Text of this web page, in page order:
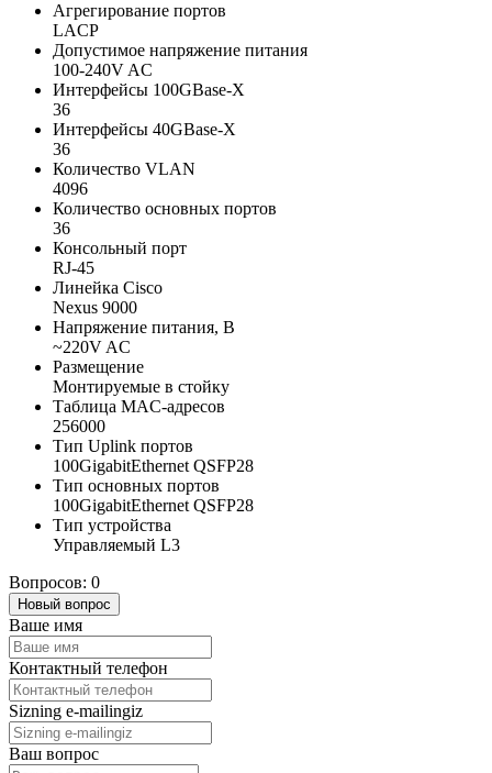
Агрегирование портов
LACP
Допустимое напряжение питания
100-240V AC
Интерфейсы 100GBase-X
36
Интерфейсы 40GBase-X
36
Количество VLAN
4096
Количество основных портов
36
Консольный порт
RJ-45
Линейка Cisco
Nexus 9000
Напряжение питания, В
~220V AC
Размещение
Монтируемые в стойку
Таблица MAC-адресов
256000
Тип Uplink портов
100GigabitEthernet QSFP28
Тип основных портов
100GigabitEthernet QSFP28
Тип устройства
Управляемый L3
Вопросов: 0
Новый вопрос
Ваше имя
Контактный телефон
Sizning e-mailingiz
Ваш вопрос